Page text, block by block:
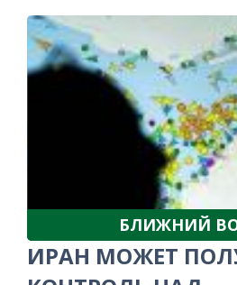
БЛИЖНИЙ
ИРАН МОЖЕТ